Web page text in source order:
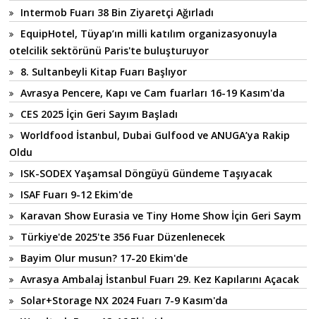
Intermob Fuarı 38 Bin Ziyaretçi Ağırladı
EquipHotel, Tüyap’ın milli katılım organizasyonuyla
otelcilik sektörünü Paris'te buluşturuyor
8. Sultanbeyli Kitap Fuarı Başlıyor
Avrasya Pencere, Kapı ve Cam fuarları 16-19 Kasım'da
CES 2025 İçin Geri Sayım Başladı
Worldfood İstanbul, Dubai Gulfood ve ANUGA’ya Rakip
Oldu
ISK-SODEX Yaşamsal Döngüyü Gündeme Taşıyacak
ISAF Fuarı 9-12 Ekim'de
Karavan Show Eurasia ve Tiny Home Show İçin Geri Saym
Türkiye'de 2025'te 356 Fuar Düzenlenecek
Bayim Olur musun? 17-20 Ekim'de
Avrasya Ambalaj İstanbul Fuarı 29. Kez Kapılarını Açacak
Solar+Storage NX 2024 Fuarı 7-9 Kasım'da